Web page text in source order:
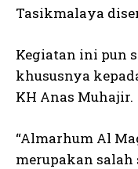
Tasikmalaya
Kegiatan ini pun
khususnya
KH Anas Muhajir.
“Almarhum Al
merupakan